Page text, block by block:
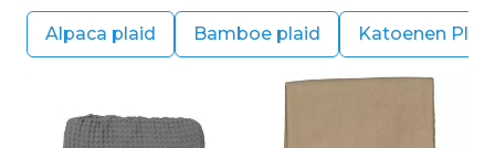
Alpaca plaid Bamboe plaid Katoenen Plaid